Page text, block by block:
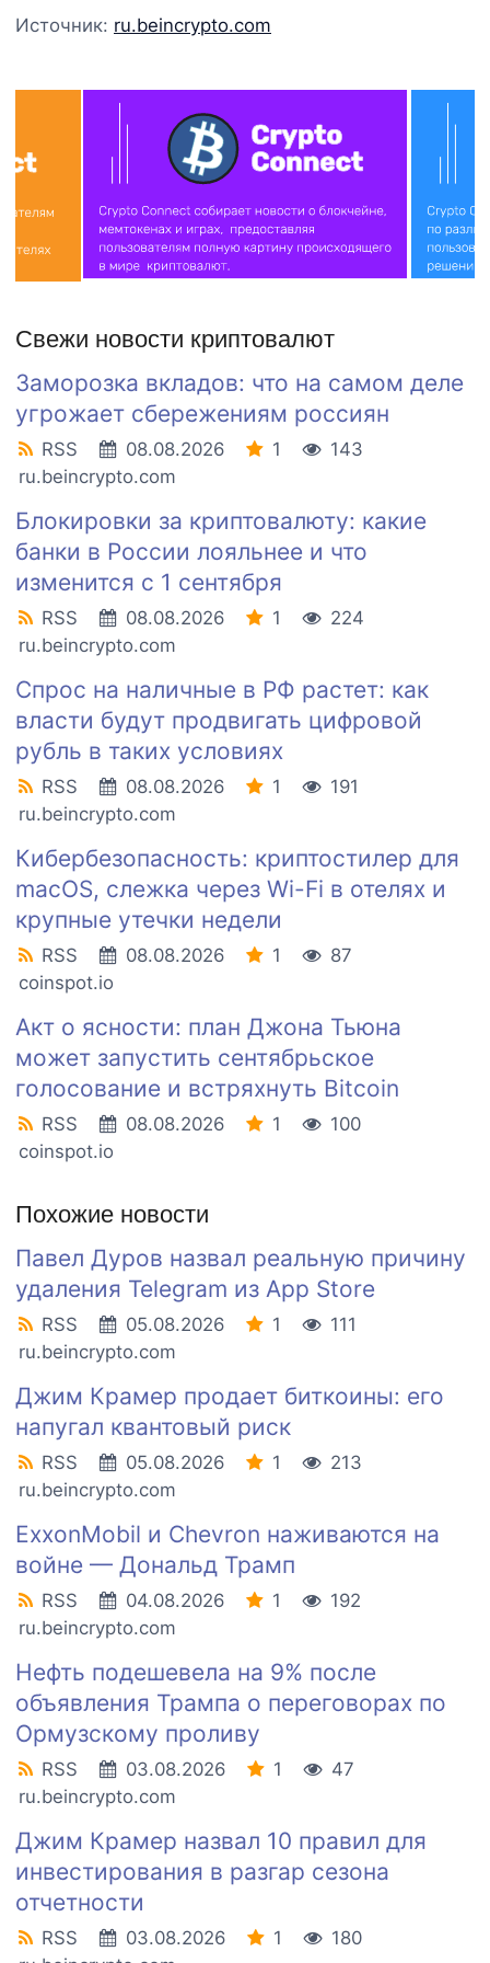
Источник: ru.beincrypto.com
Свежи новости криптовалют
Заморозка вкладов: что на самом деле
угрожает сбережениям россиян
RSS 08.08.2026 1
143
ru.beincrypto.com
Блокировки за криптовалюту: какие
банки в России лояльнее и что
изменится с 1 сентября
RSS 08.08.2026 1
224
ru.beincrypto.com
Спрос на наличные в РФ растет: как
власти будут продвигать цифровой
рубль в таких условиях
RSS 08.08.2026 1
191
ru.beincrypto.com
Кибербезопасность: криптостилер для
macOS, слежка через Wi-Fi в отелях и
крупные утечки недели
RSS 08.08.2026 1
87
coinspot.io
Акт о ясности: план Джона Тьюна
может запустить сентябрьское
голосование и встряхнуть Bitcoin
RSS 08.08.2026 1
100
coinspot.io
Похожие новости
Павел Дуров назвал реальную причину
удаления Telegram из App Store
RSS 05.08.2026 1
111
ru.beincrypto.com
Джим Крамер продает биткоины: его
напугал квантовый риск
RSS 05.08.2026 1
213
ru.beincrypto.com
ExxonMobil и Chevron наживаются на
войне — Дональд Трамп
RSS 04.08.2026 1
192
ru.beincrypto.com
Нефть подешевела на 9% после
объявления Трампа о переговорах по
Ормузскому проливу
RSS 03.08.2026 1
47
ru.beincrypto.com
Джим Крамер назвал 10 правил для
инвестирования в разгар сезона
отчетности
RSS 03.08.2026 1
180